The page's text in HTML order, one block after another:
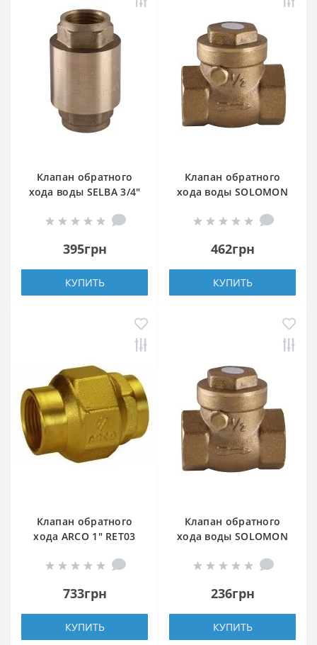
Клапан обратного
хода воды SELBA 3/4″
395грн
КУПИТЬ
Клапан обратного
хода воды SOLOMON
462грн
КУПИТЬ
Клапан обратного
хода ARCO 1″ RET03
733грн
КУПИТЬ
Клапан обратного
хода воды SOLOMON
236грн
КУПИТЬ